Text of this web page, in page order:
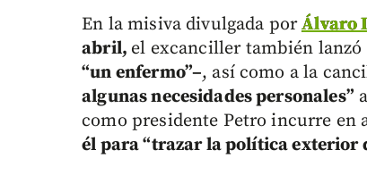
En la misiva divulgada porÁlvaro
abril, el excanciller también
“un enfermo”–, así como a la
algunas necesidades personales”
como presidente Petro incurre en
él para “trazar la política exterior